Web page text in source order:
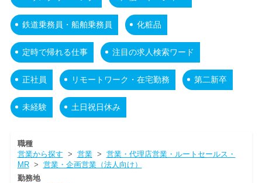
鉄道乗務員・船舶乗務員 化粧品
定時で帰れる仕事 注目の求人検索ワード
正社員 リモートワーク・在宅勤務 第二新卒
未経験 土日祝日休み
職種
営業から探す > 営業> 営業・代理店営業・ルートセールス・
MR> 営業・企画営業（法人向け）
勤務地